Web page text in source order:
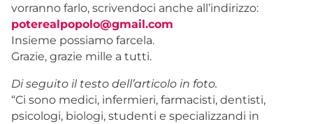
vorranno farlo, scrivendoci anche all’indirizzo:
poterealpopolo@gmail.com
Insieme possiamo farcela.
Grazie, grazie mille a tutti.
Di seguito il testo dell’articolo in foto.
“Ci sono medici, infermieri, farmacisti, dentisti,
psicologi, biologi, studenti e specializzandi in